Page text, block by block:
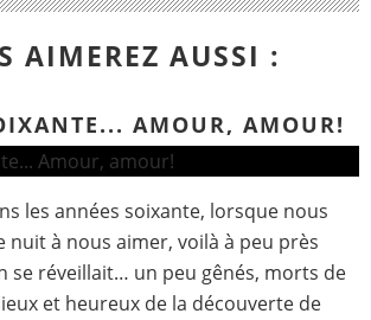
AIMEREZ AUSSI :
AMOUR, AMOUR!
les années soixante, lorsque nous
nuit à nous aimer, voilà à peu près
se réveillait… un peu gênés, morts de
et heureux de la découverte de